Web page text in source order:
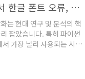
근본적으로 ..
과거의 AI 코딩 도우미
생성하거나 간단한 질문에
다면, 이제는 프로젝트 전
작업을 계획하며, 개발자
는 '지능적인 개발 파트
다. 이번 글에서는 제미나
구글 colab에서 한글 폰트 오류, 한 방에 해결하는 법
는 현대 연구 및 분석의 핵
잡았습니다. 특히 파이썬
가장 널리 사용되는 시각
나인 Matplotlib은 사용자
그래프와 플롯으로 변환할